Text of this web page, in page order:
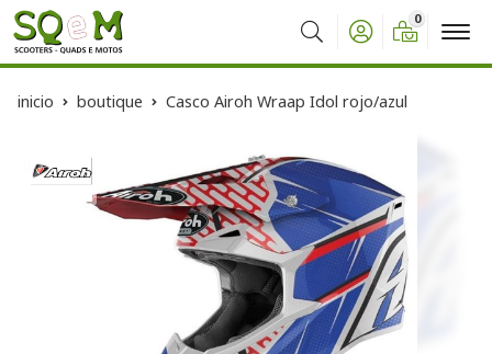
Buscar
0
inicio boutique Casco Airoh Wraap Idol rojo/azul